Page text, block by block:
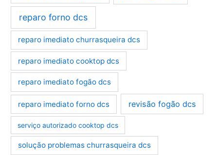
reparo forno dcs
reparo imediato churrasqueira dcs
reparo imediato cooktop dcs
reparo imediato fogão dcs
reparo imediato forno dcs revisão fogão dcs
serviço autorizado cooktop dcs
solução problemas churrasqueira dcs